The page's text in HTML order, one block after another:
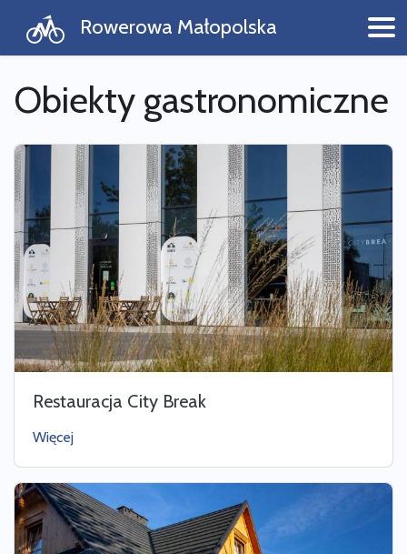
Rowerowa Małopolska
Obiekty gastronomiczne
Restauracja City Break
Więcej